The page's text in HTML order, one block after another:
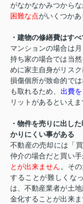
がなかなかみつから
困難な点がいくつかあ
・建物の修繕費はす
マンションの場合は
持ち家の場合では当
めに家主自身がリス
損傷個所が致命的で
も取れるため、 出費
リットがあるといえま
・物件を売りに出し
かりにくい事がある
不動産の売却には「
仲介の場合だと買い
とが出来ません 。そ
することが難しくな
は、不動産業者が土
金化することが出来